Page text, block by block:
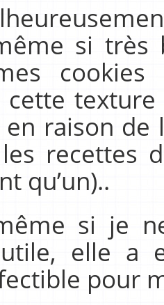
si très
en raison
recettes
qu’un)..
si je
elle a
pour